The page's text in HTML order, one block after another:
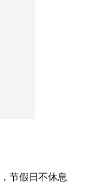
节假日不休息